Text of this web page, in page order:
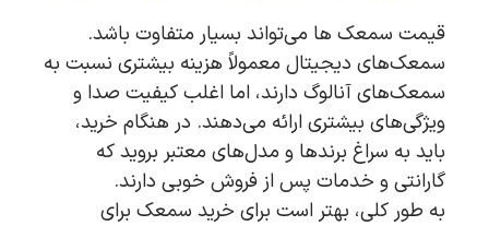
قیمت سمعک‌ ها می‌تواند بسیار متفاوت باشد.
سمعک‌های دیجیتال معمولاً هزینه بیشتری نسبت به
سمعک‌های آنالوگ دارند، اما اغلب کیفیت صدا و
ویژگی‌های بیشتری ارائه می‌دهند. در هنگام خرید،
باید به سراغ برندها و مدل‌های معتبر بروید که
گارانتی و خدمات پس از فروش خوبی دارند.
به طور کلی، بهتر است برای خرید سمعک برای